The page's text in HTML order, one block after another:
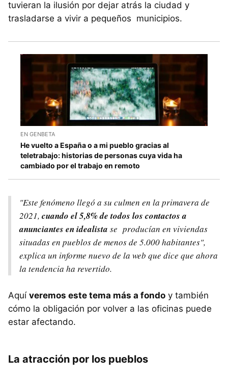
tuvieran la ilusión por dejar atrás la ciudad y
trasladarse a vivir a pequeños municipios.
EN GENBETA
He vuelto a España o a mi pueblo gracias al
teletrabajo: historias de personas cuya vida ha
cambiado por el trabajo en remoto
"Este fenómeno llegó a su culmen en la primavera de
2021, cuando el 5,8% de todos los contactos a
anunciantes en idealista se producían en viviendas
situadas en pueblos de menos de 5.000 habitantes",
explica un informe nuevo de la web que dice que ahora
la tendencia ha revertido.
Aquí veremos este tema más a fondo y también
cómo la obligación por volver a las oficinas puede
estar afectando.
La atracción por los pueblos